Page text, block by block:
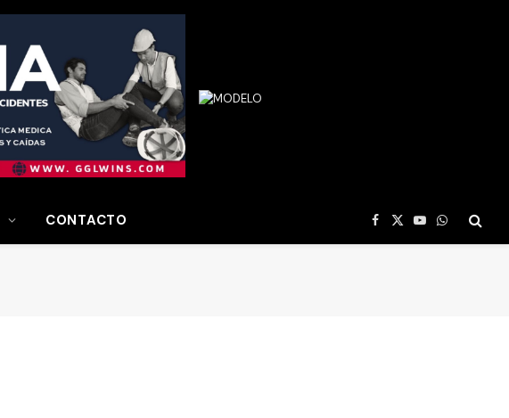
CONTACTO Facebook
X
(Twitter)
YouTube
WhatsApp